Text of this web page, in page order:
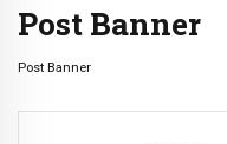
Post Banner
Post Banner